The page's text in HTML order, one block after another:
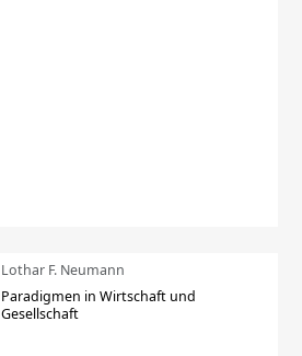
Lothar F. Neumann
Paradigmen in Wirtschaft und
Gesellschaft